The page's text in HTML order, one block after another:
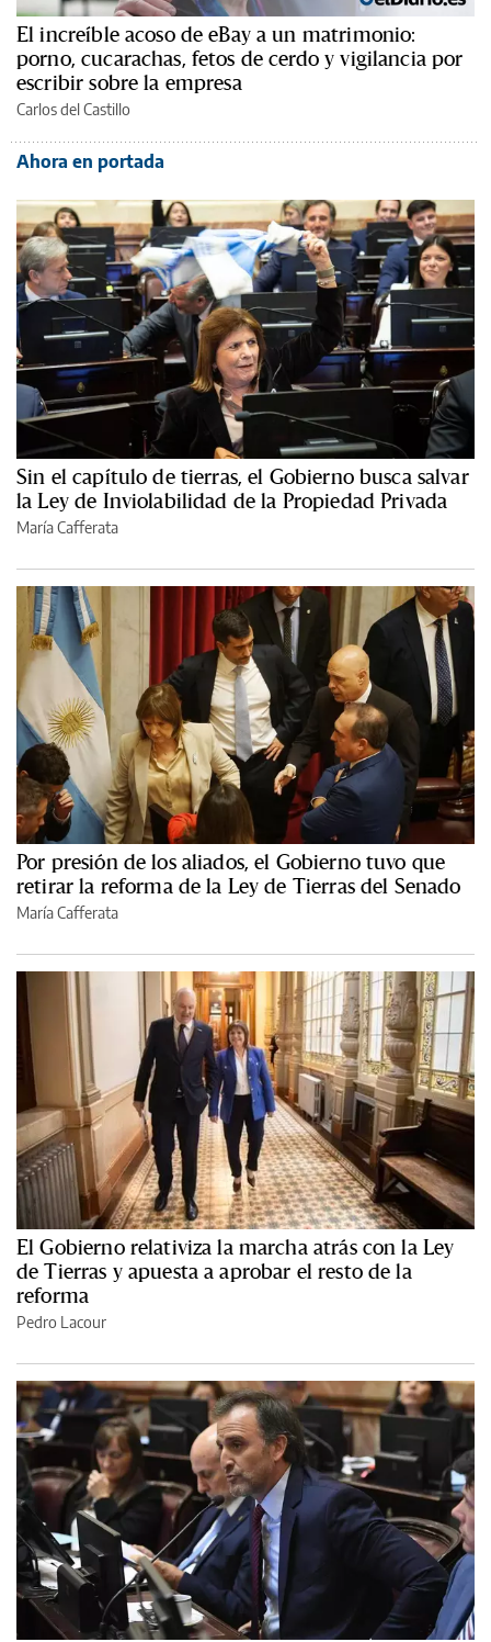
El increíble acoso de eBay a un matrimonio:
porno, cucarachas, fetos de cerdo y vigilancia por
escribir sobre la empresa
Carlos del Castillo
Ahora en portada
Sin el capítulo de tierras, el Gobierno busca salvar
la Ley de Inviolabilidad de la Propiedad Privada
María Cafferata
Por presión de los aliados, el Gobierno tuvo que
retirar la reforma de la Ley de Tierras del Senado
María Cafferata
El Gobierno relativiza la marcha atrás con la Ley
de Tierras y apuesta a aprobar el resto de la
reforma
Pedro Lacour